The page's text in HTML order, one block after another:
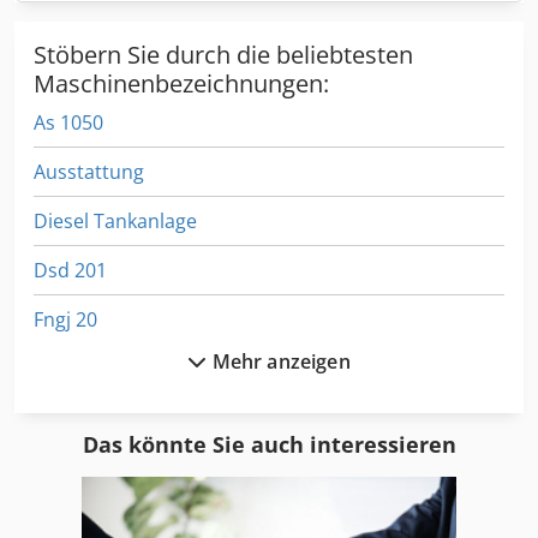
Stöbern Sie durch die beliebtesten
Maschinenbezeichnungen:
As 1050
Ausstattung
Diesel Tankanlage
Dsd 201
Fngj 20
Kgs 1670
Mehr anzeigen
Das könnte Sie auch interessieren